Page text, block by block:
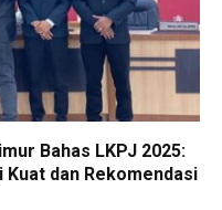
Bahas LKPJ 2025:
Kuat dan Rekomendasi